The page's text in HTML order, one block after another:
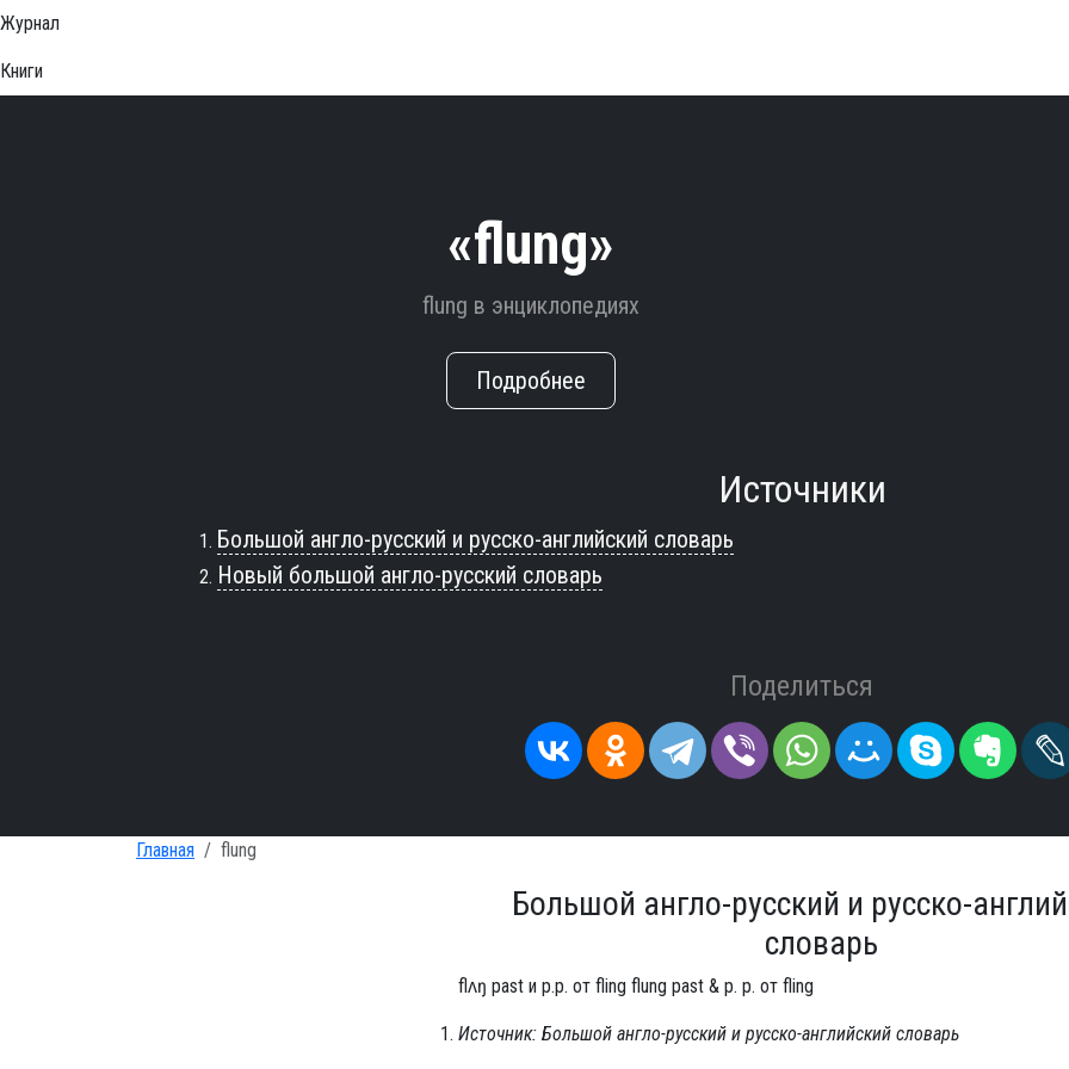
Журнал
Книги
«flung»
flung в энциклопедиях
Подробнее
Источники
Большой англо-русский и русско-английский словарь
Новый большой англо-русский словарь
Поделиться
Главная flung
Большой англо-русский и русско-
словарь
flʌŋ past и p.p. от fling flung past & p. p. от fling
Источник: Большой англо-русский и русско-английский словарь